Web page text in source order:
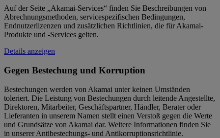
Auf der Seite „Akamai-Services“ finden Sie Beschreibungen von
Abrechnungsmethoden, servicespezifischen Bedingungen,
Endnutzerlizenzen und zusätzlichen Richtlinien, die für Akamai-
Produkte und -Services gelten.
Details anzeigen
Gegen Bestechung und Korruption
Bestechungen werden von Akamai unter keinen Umständen
toleriert. Die Leistung von Bestechungen durch leitende Angestellte,
Direktoren, Mitarbeiter, Geschäftspartner, Händler, Berater oder
Lieferanten in unserem Namen stellt einen Verstoß gegen die Werte
und Grundsätze von Akamai dar. Weitere Informationen finden Sie
in unserer Antibestechungs- und Antikorruptionsrichtlinie.